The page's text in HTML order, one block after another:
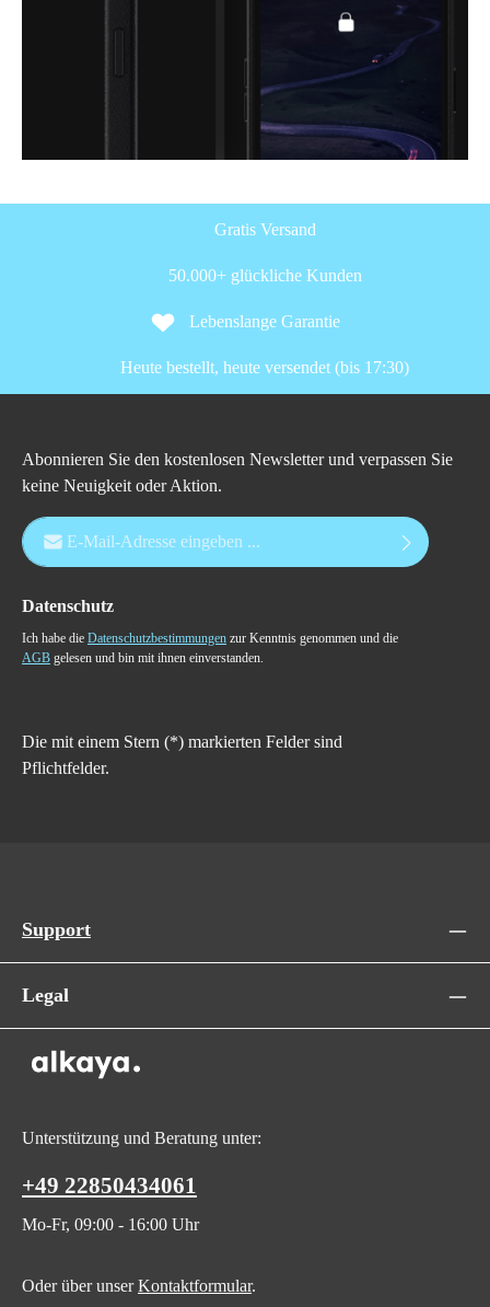
Gratis Versand
50.000+ glückliche Kunden
Lebenslange Garantie
Heute bestellt, heute versendet (bis 17:30)
Abonnieren Sie den kostenlosen Newsletter und verpassen Sie
keine Neuigkeit oder Aktion.
E-Mail-Adresse*
Datenschutz
Ich habe die Datenschutzbestimmungen zur Kenntnis genommen und die
AGB gelesen und bin mit ihnen einverstanden.
Die mit einem Stern (*) markierten Felder sind
Pflichtfelder.
Support
Legal
Unterstützung und Beratung unter:
+49 22850434061
Mo-Fr, 09:00 - 16:00 Uhr
Oder über unserKontaktformular.